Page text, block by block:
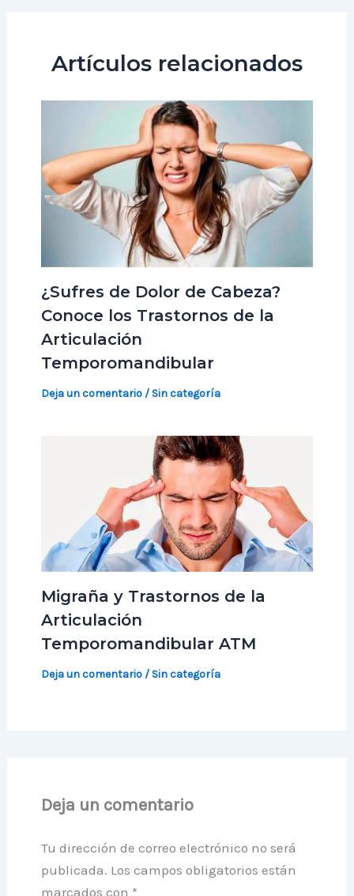
Artículos relacionados
¿Sufres de Dolor de Cabeza?
Conoce los Trastornos de la
Articulación
Temporomandibular
Deja un comentario / Sin categoría
Migraña y Trastornos de la
Articulación
Temporomandibular ATM
Deja un comentario / Sin categoría
Deja un comentario
Tu dirección de correo electrónico no será
publicada. Los campos obligatorios están
marcados con *